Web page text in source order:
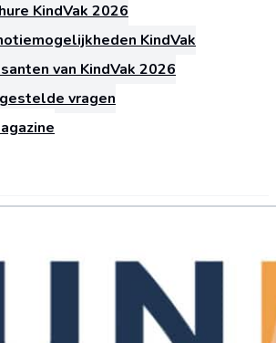
KindVak 2026
KindVak
van KindVak 2026
vragen